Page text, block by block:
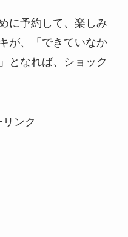
に予約して、楽しみ
が、「できていなか
となれば、ショック
ンク